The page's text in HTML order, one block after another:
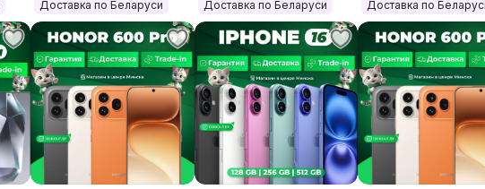
Доставка по Беларуси
Доставка по Беларуси
Доставка по